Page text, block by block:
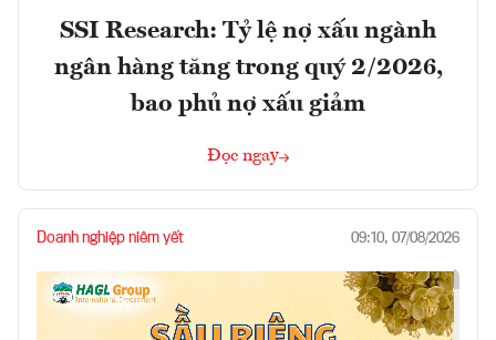
SSI Research: Tỷ lệ nợ xấu ngành
ngân hàng tăng trong quý 2/2026,
bao phủ nợ xấu giảm
Đọc ngay
Doanh nghiệp niêm yết 09:10, 07/08/2026